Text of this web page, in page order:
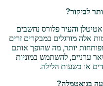
לביקור?
והעיר פלורס נחשבים
אלה מורגלים במבקרים זרים
יותר, מה שהופך אותם
ערניים, להשתמש במוניות
או בשעות הלילה.
בגואטמלה?